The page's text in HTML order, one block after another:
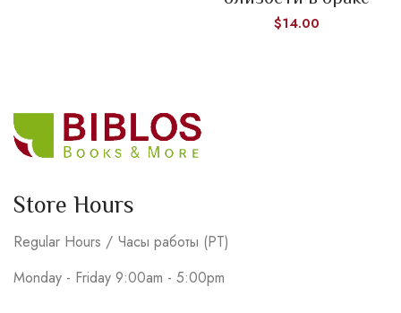
$14.00
Store Hours
Regular Hours / Часы работы (PT)
Monday - Friday 9:00am - 5:00pm